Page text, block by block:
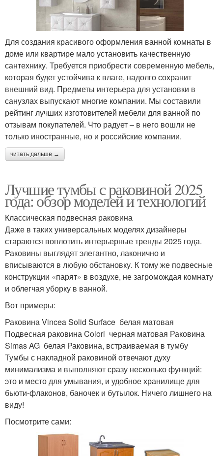
Для создания красивого оформления ванной комнаты в
доме или квартире мало установить качественную
сантехнику. Требуется приобрести современную мебель,
которая будет устойчива к влаге, надолго сохранит
внешний вид. Предметы интерьера для установки в
санузлах выпускают многие компании. Мы составили
рейтинг лучших изготовителей мебели для ванной по
отзывам покупателей. Что радует – в него вошли не
только иностранные, но и российские компании.
читать дальше →
Лучшие тумбы с раковиной 2025
года: обзор моделей и технологий
Классическая подвесная раковина
Даже в таких универсальных моделях дизайнеры
стараются воплотить интерьерные тренды 2025 года.
Раковины выглядят элегантно, лаконично и
вписываются в любую обстановку. К тому же подвесные
конструкции «парят» в воздухе, не загромождая комнату
и облегчая уборку в ванной.
Вот примеры:
Раковина Vincea Solid Surface белая матовая
Подвесная раковина Colori черная матовая Раковина
Simas AG белая Раковина, встраиваемая в тумбу
Тумбы с накладной раковиной отвечают духу
минимализма и выполняют сразу несколько функций:
это и место для умывания, и удобное хранилище для
бьюти-флаконов, баночек и бутылок. Ничего лишнего на
виду!
Посмотрите сами: